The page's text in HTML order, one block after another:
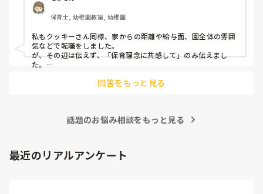
たし…
今回は、今少し治まっている痛みがぶり返したどうしようと
いう思いもあり、ちょっと無理かも…と思い始めています。
まだ急性期ということと、昔、夫が腰を痛めてすぐに整骨院
に行ってより酷くなって帰ってきたことがあり、怖くて行け
保育士, 幼稚園教諭, 幼稚園
私もクッキーさん同様、家からの距離や給与面、園全体の雰囲
気などで転職をしました。
が、その辺は伝えず、「保育理念に共感して」のみ伝えまし
た。
回答をもっと見る
話題のお悩み相談をもっと見る
最近のリアルアンケート